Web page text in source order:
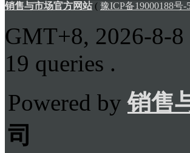
销售与市场官方网站( 豫ICP备19000188号-
GMT+8, 2026-8-8
19 queries .
Powered by销售
司